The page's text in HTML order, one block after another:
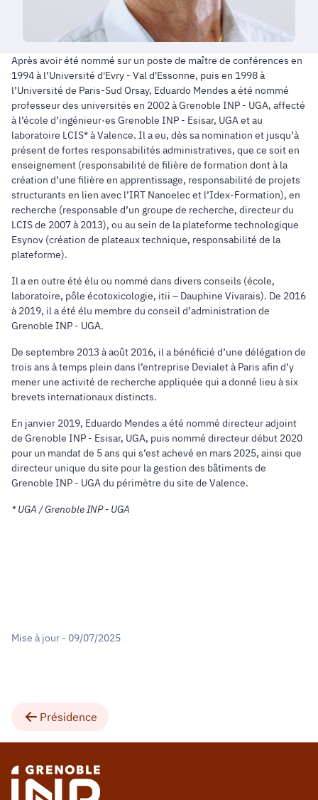
Après avoir été nommé sur un poste de maître de conférences en
1994 à l’Université d'Evry - Val d'Essonne, puis en 1998 à
l’Université de Paris-Sud Orsay, Eduardo Mendes a été nommé
professeur des universités en 2002 à Grenoble INP - UGA, affecté
à l’école d’ingénieur·es Grenoble INP - Esisar, UGA et au
laboratoire LCIS* à Valence. Il a eu, dès sa nomination et jusqu’à
présent de fortes responsabilités administratives, que ce soit en
enseignement (responsabilité de filière de formation dont à la
création d’une filière en apprentissage, responsabilité de projets
structurants en lien avec l’IRT Nanoelec et l’Idex-Formation), en
recherche (responsable d’un groupe de recherche, directeur du
LCIS de 2007 à 2013), ou au sein de la plateforme technologique
Esynov (création de plateaux technique, responsabilité de la
plateforme).
Il a en outre été élu ou nommé dans divers conseils (école,
laboratoire, pôle écotoxicologie, itii – Dauphine Vivarais). De 2016
à 2019, il a été élu membre du conseil d’administration de
Grenoble INP - UGA.
De septembre 2013 à août 2016, il a bénéficié d’une délégation de
trois ans à temps plein dans l’entreprise Devialet à Paris afin d’y
mener une activité de recherche appliquée qui a donné lieu à six
brevets internationaux distincts.
En janvier 2019, Eduardo Mendes a été nommé directeur adjoint
de Grenoble INP - Esisar, UGA, puis nommé directeur début 2020
pour un mandat de 5 ans qui s’est achevé en mars 2025, ainsi que
directeur unique du site pour la gestion des bâtiments de
Grenoble INP - UGA du périmètre du site de Valence.
* UGA / Grenoble INP - UGA
Mise à jour - 09/07/2025
Présidence